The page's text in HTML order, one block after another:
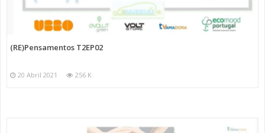
(RE)Pensamentos T2EP02
20 Abril 2021 256 K